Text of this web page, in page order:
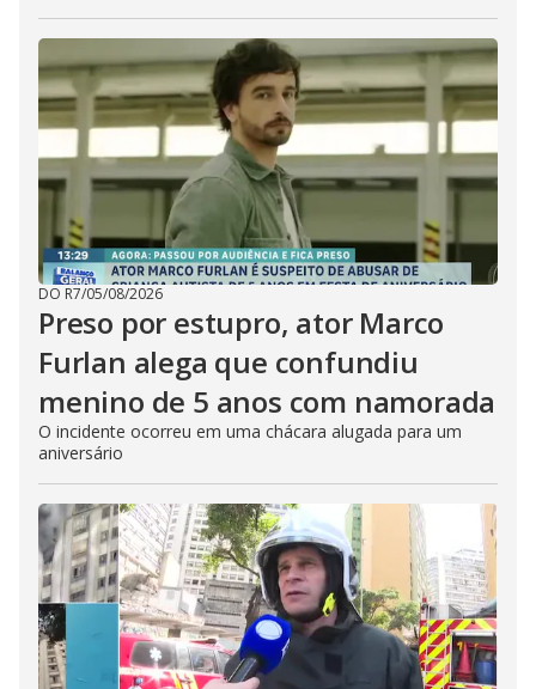
DO R7/05/08/2026
Preso por estupro, ator Marco
Furlan alega que confundiu
menino de 5 anos com namorada
O incidente ocorreu em uma chácara alugada para um
aniversário